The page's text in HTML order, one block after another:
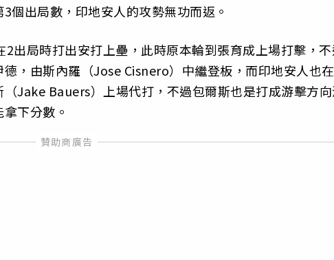
個出局數，印地安人的攻勢無功而返。
出局時打出安打上壘，此時原本輪到張育成上場打擊，
，由斯內羅（Jose Cisnero）中繼登板，而印地安人也在
Jake Bauers）上場代打，不過包爾斯也是打成游擊方
下分數。